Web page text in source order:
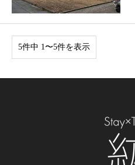
5件中 1〜5件を表示